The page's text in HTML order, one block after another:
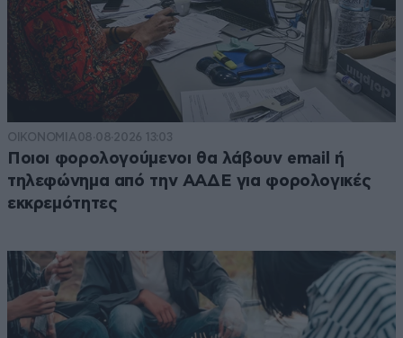
ΟΙΚΟΝΟΜΙΑ08·08·2026 13:03
Ποιοι φορολογούμενοι θα λάβουν email ή
τηλεφώνημα από την ΑΑΔΕ για φορολογικές
εκκρεμότητες